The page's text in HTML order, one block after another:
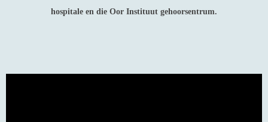
hospitale en die Oor Instituut gehoorsentrum.